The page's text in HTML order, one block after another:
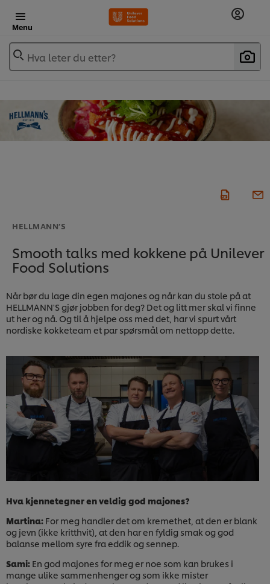
Menu
Hva leter du etter?
HELLMANN’S
Smooth talks med kokkene på Unilever
Food Solutions
Når bør du lage din egen majones og når kan du stole på at
HELLMANN'S gjør jobben for deg? Det og litt mer skal vi finne
ut her og nå. Og til å hjelpe oss med det, har vi spurt vårt
nordiske kokketeam et par spørsmål om nettopp dette.
Hva kjennetegner en veldig god majones?
Martina: For meg handler det om kremethet, at den er blank
og jevn (ikke kritthvit), at den har en fyldig smak og god
balanse mellom syre fra eddik og sennep.
Sami: En god majones for meg er noe som kan brukes i
mange ulike sammenhenger og som ikke mister